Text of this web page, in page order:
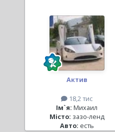
Актив
18,2 тис
Ім`я: Михаил
Місто: зазо-ленд
Авто: есть